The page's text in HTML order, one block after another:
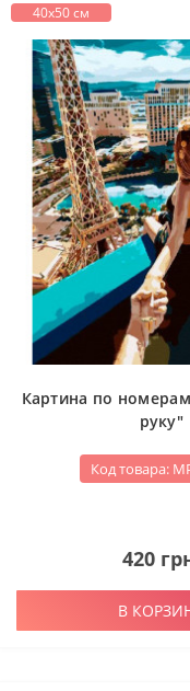
40х50 см
Картина по
руку"
Код товара:
420
В